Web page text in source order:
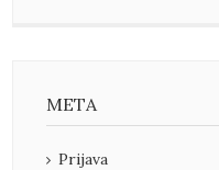
META
Prijava